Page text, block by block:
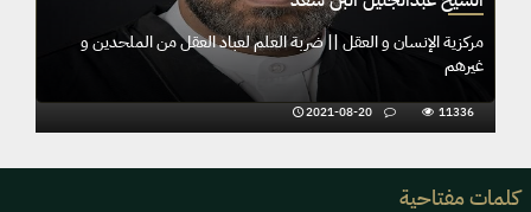
مركزية الإنسان و العقل || ضربة العلم
غيرهم
لعباد العقل من الملحدين و
كلمات مفتاحية